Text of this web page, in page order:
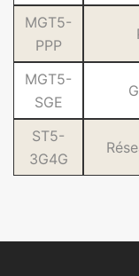
MGT5-
PPP
MGT5-
SGE
ST5-
3G4G